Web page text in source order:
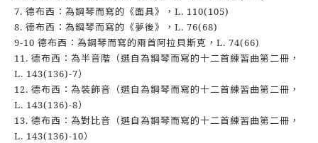
7. 德布西：為鋼琴而寫的《面具》，L. 110(105)
8. 德布西：為鋼琴而寫的《夢後》，L. 76(68)
9-10 德布西：為鋼琴而寫的兩首阿拉貝斯克，L. 74(66)
11. 德布西：為半音階（選自為鋼琴而寫的十二首練習曲第二冊，
L. 143(136)-7）
12. 德布西：為裝飾音（選自為鋼琴而寫的十二首練習曲第二冊，
L. 143(136)-8）
13. 德布西：為對比音（選自為鋼琴而寫的十二首練習曲第二冊，
L. 143(136)-10）